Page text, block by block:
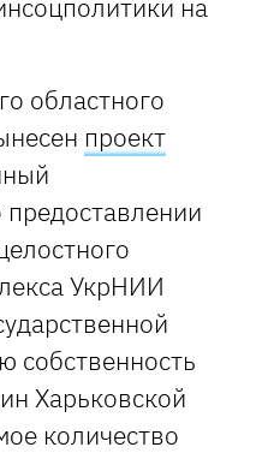
на
областного
проект
УкрНИИ
собственность
Харьковской
количество